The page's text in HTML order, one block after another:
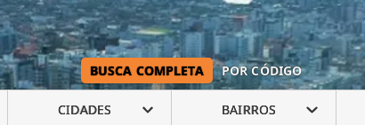
BUSCA COMPLETA POR CÓDIGO
CIDADES BAIRROS